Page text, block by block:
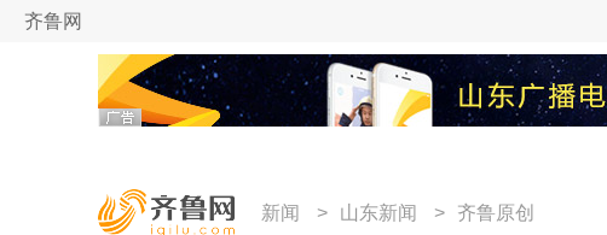
齐鲁网
新闻 > 山东新闻 > 齐鲁原创